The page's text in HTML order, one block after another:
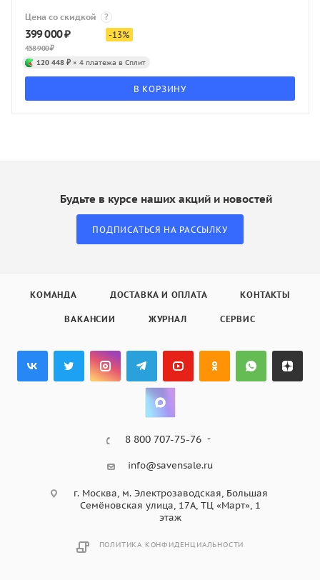
Цена со скидкой ?
399 000₽
458 900₽
-13%
120 448 ₽ × 4 платежа в Сплит
В КОРЗИНУ
Будьте в курсе наших акций и новостей
ПОДПИСАТЬСЯ НА РАССЫЛКУ
КОМАНДА ДОСТАВКА И ОПЛАТА КОНТАКТЫ
ВАКАНСИИ ЖУРНАЛ СЕРВИС
8 800 707-75-76
info@savensale.ru
г. Москва, м. Электрозаводская, Большая
Семёновская улица, 17А, ТЦ «Март», 1
этаж
ПОЛИТИКА КОНФИДЕНЦИАЛЬНОСТИ